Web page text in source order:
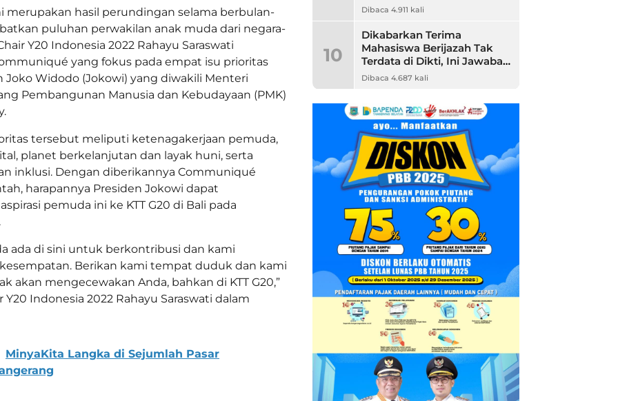
merupakan hasil perundingan selama berbulan-
puluhan perwakilan anak muda dari negara-
Y20 Indonesia 2022 Rahayu Saraswati
yang fokus pada empat isu prioritas
Joko Widodo (Jokowi) yang diwakili Menteri
Pembangunan Manusia dan Kebudayaan (PMK)
tersebut meliputi ketenagakerjaan pemuda,
planet berkelanjutan dan layak huni, serta
inklusi. Dengan diberikannya Communiqué
harapannya Presiden Jokowi dapat
pemuda ini ke KTT G20 di Bali pada
ada di sini untuk berkontribusi dan kami
Berikan kami tempat duduk dan kami
akan mengecewakan Anda, bahkan di KTT G20,”
Y20 Indonesia 2022 Rahayu Saraswati dalam
MinyaKita Langka di Sejumlah Pasar
Dibaca 4.911 kali
10
Dikabarkan Terima
Mahasiswa Berijazah Tak
Terdata di Dikti, Ini Jawaban
Unpam
Dibaca 4.687 kali